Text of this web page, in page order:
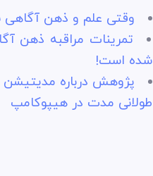
وقتی علم و ذهن آگاهی
تمرینات مراقبه ذهن
شده است!
پژوهش درباره
طولانی مدت در هیپوکامپ